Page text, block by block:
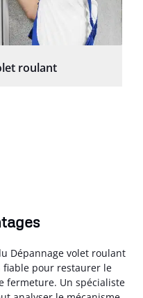
roulant
Dépannage volet roulant
pour restaurer le
fermeture. Un spécialiste